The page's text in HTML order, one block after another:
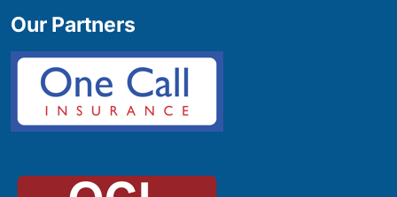
Our Partners